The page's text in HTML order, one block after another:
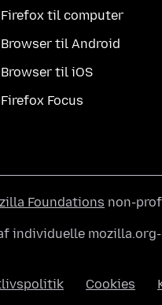
Firefox til computer
Browser til Android
Browser til iOS
Firefox Focus
Foundations non-
individuelle
Cookies